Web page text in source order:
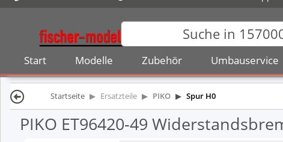
Start Modelle Zubehör Umbauservice
Startseite Ersatzteile PIKO Spur H0
PIKO ET96420-49